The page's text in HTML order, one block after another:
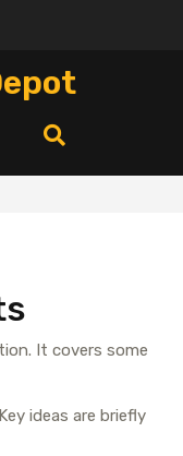
It covers some
ideas are briefly